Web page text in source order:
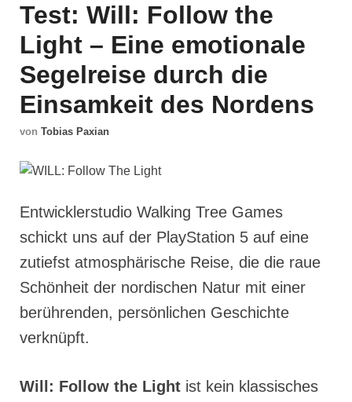
Test: Will: Follow the
Light – Eine emotionale
Segelreise durch die
Einsamkeit des Nordens
von Tobias Paxian
Entwicklerstudio Walking Tree Games
schickt uns auf der PlayStation 5 auf eine
zutiefst atmosphärische Reise, die die raue
Schönheit der nordischen Natur mit einer
berührenden, persönlichen Geschichte
verknüpft.
Will: Follow the Light ist kein klassisches